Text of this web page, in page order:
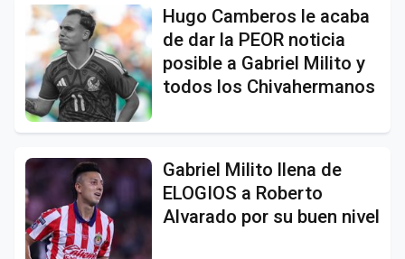
Hugo Camberos le acaba
de dar la PEOR noticia
posible a Gabriel Milito y
todos los Chivahermanos
Gabriel Milito llena de
ELOGIOS a Roberto
Alvarado por su buen nivel